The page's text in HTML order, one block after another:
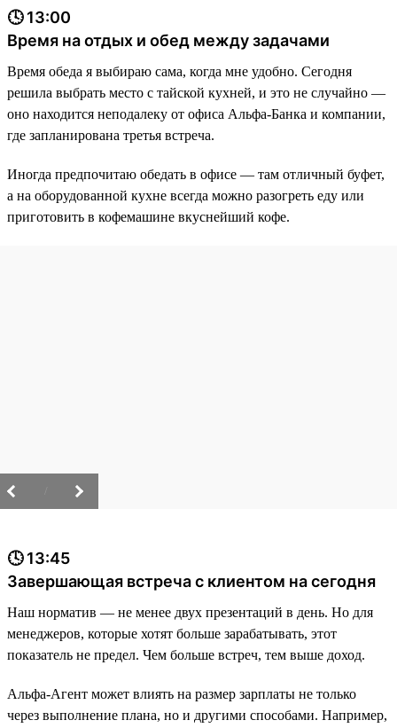
🕓 13:00
Время на отдых и обед между задачами
Время обеда я выбираю сама, когда мне удобно. Сегодня
решила выбрать место с тайской кухней, и это не случайно —
оно находится неподалеку от офиса Альфа-Банка и компании,
где запланирована третья встреча.
Иногда предпочитаю обедать в офисе — там отличный буфет,
а на оборудованной кухне всегда можно разогреть еду или
приготовить в кофемашине вкуснейший кофе.
🕓 13:45
Завершающая встреча с клиентом на сегодня
Наш норматив — не менее двух презентаций в день. Но для
менеджеров, которые хотят больше зарабатывать, этот
показатель не предел. Чем больше встреч, тем выше доход.
Альфа-Агент может влиять на размер зарплаты не только
через выполнение плана, но и другими способами. Например,